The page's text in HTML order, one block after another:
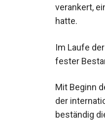
Kulturen
Bedeutung
Im Laufe
fester
Mit Beginn
Bestandteil
verwurzelt